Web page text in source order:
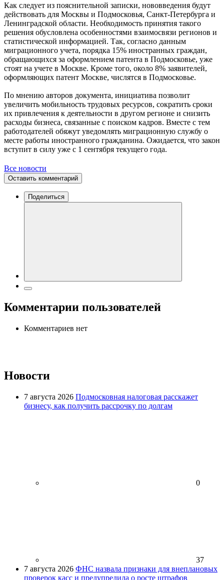
Как следует из пояснительной записки, нововведения будут
действовать для Москвы и Подмосковья, Санкт-Петербурга и
Ленинградской области. Необходимость принятия такого
решения обусловлена особенностями взаимосвязи регионов и
статистической информацией. Так, согласно данным
миграционного учета, порядка 15% иностранных граждан,
обращающихся за оформлением патента в Подмосковье, уже
стоят на учете в Москве. Кроме того, около 8% заявителей,
оформляющих патент Москве, числятся в Подмосковье.
По мнению авторов документа, инициатива позволит
увеличить мобильность трудовых ресурсов, сократить сроки
их привлечения к деятельности в другом регионе и снизить
расходы бизнеса, связанные с поиском кадров. Вместе с тем
работодателей обяжут уведомлять миграционную службу о
месте работы иностранного гражданина. Ожидается, что закон
вступит в силу уже с 1 сентября текущего года.
Все новости
Оставить комментарий
Поделиться
Комментарии пользователей
Комментариев нет
Новости
7 августа 2026 Подмосковная налоговая расскажет
бизнесу, как получить рассрочку по долгам
0
37
7 августа 2026 ФНС назвала признаки для внеплановых
проверок касс и предупредила о росте штрафов